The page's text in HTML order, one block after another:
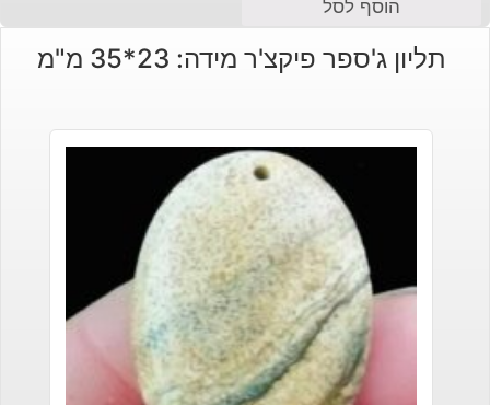
הוסף לסל
תליון ג'ספר פיקצ'ר מידה: 23*35 מ"מ